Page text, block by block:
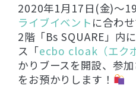
2020年1月17日(金)〜
ライブイベント に合わ
2階「Bs SQUARE」内
ス「ecbo cloak（エク
かりブースを開設、参
をお預かりします！